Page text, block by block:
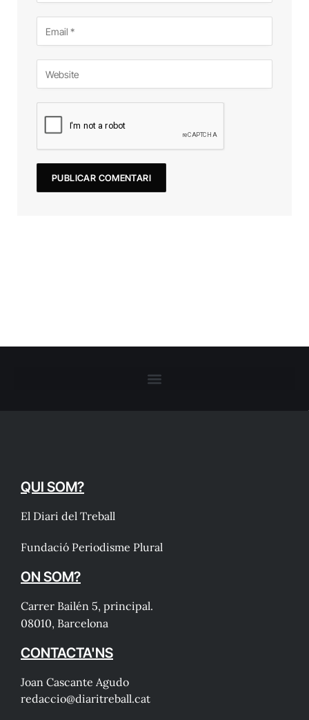
QUI SOM?
El Diari del Treball
Fundació Periodisme Plural
ON SOM?
Carrer Bailén 5, principal.
08010, Barcelona
CONTACTA'NS
Joan Cascante Agudo
redaccio@diaritreball.cat